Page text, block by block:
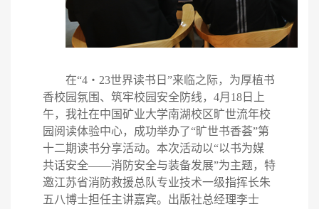
在“4・23世界读书日”来临之际，为厚植书
香校园氛围、筑牢校园安全防线，4月18日上
午，我社在中国矿业大学南湖校区旷世流年校
园阅读体验中心，成功举办了“旷世书香荟”第
十二期读书分享活动。本次活动以“以书为媒
共话安全——消防安全与装备发展”为主题，特
邀江苏省消防救援总队专业技术一级指挥长朱
五八博士担任主讲嘉宾。出版社总经理李士